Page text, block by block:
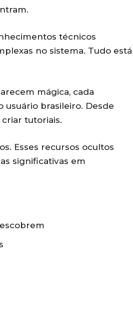
técnicos
no sistema. Tudo está
mágica, cada
usuário brasileiro. Desde
tutoriais.
Esses recursos ocultos
significativas em